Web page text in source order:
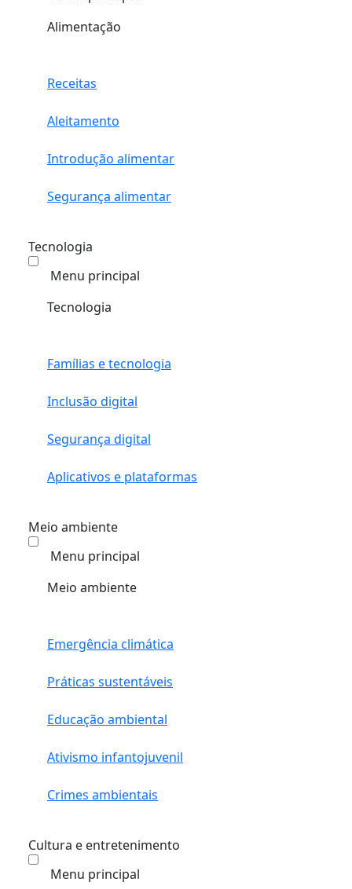
Alimentação
Receitas
Aleitamento
Introdução alimentar
Segurança alimentar
Tecnologia
Menu principal
Tecnologia
Famílias e tecnologia
Inclusão digital
Segurança digital
Aplicativos e plataformas
Meio ambiente
Menu principal
Meio ambiente
Emergência climática
Práticas sustentáveis
Educação ambiental
Ativismo infantojuvenil
Crimes ambientais
Cultura e entretenimento
Menu principal